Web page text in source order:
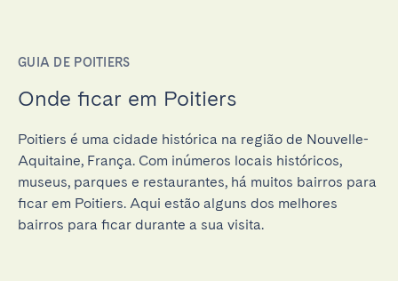
GUIA DE POITIERS
Onde ficar em Poitiers
Poitiers é uma cidade histórica na região de Nouvelle-
Aquitaine, França. Com inúmeros locais históricos,
museus, parques e restaurantes, há muitos bairros para
ficar em Poitiers. Aqui estão alguns dos melhores
bairros para ficar durante a sua visita.